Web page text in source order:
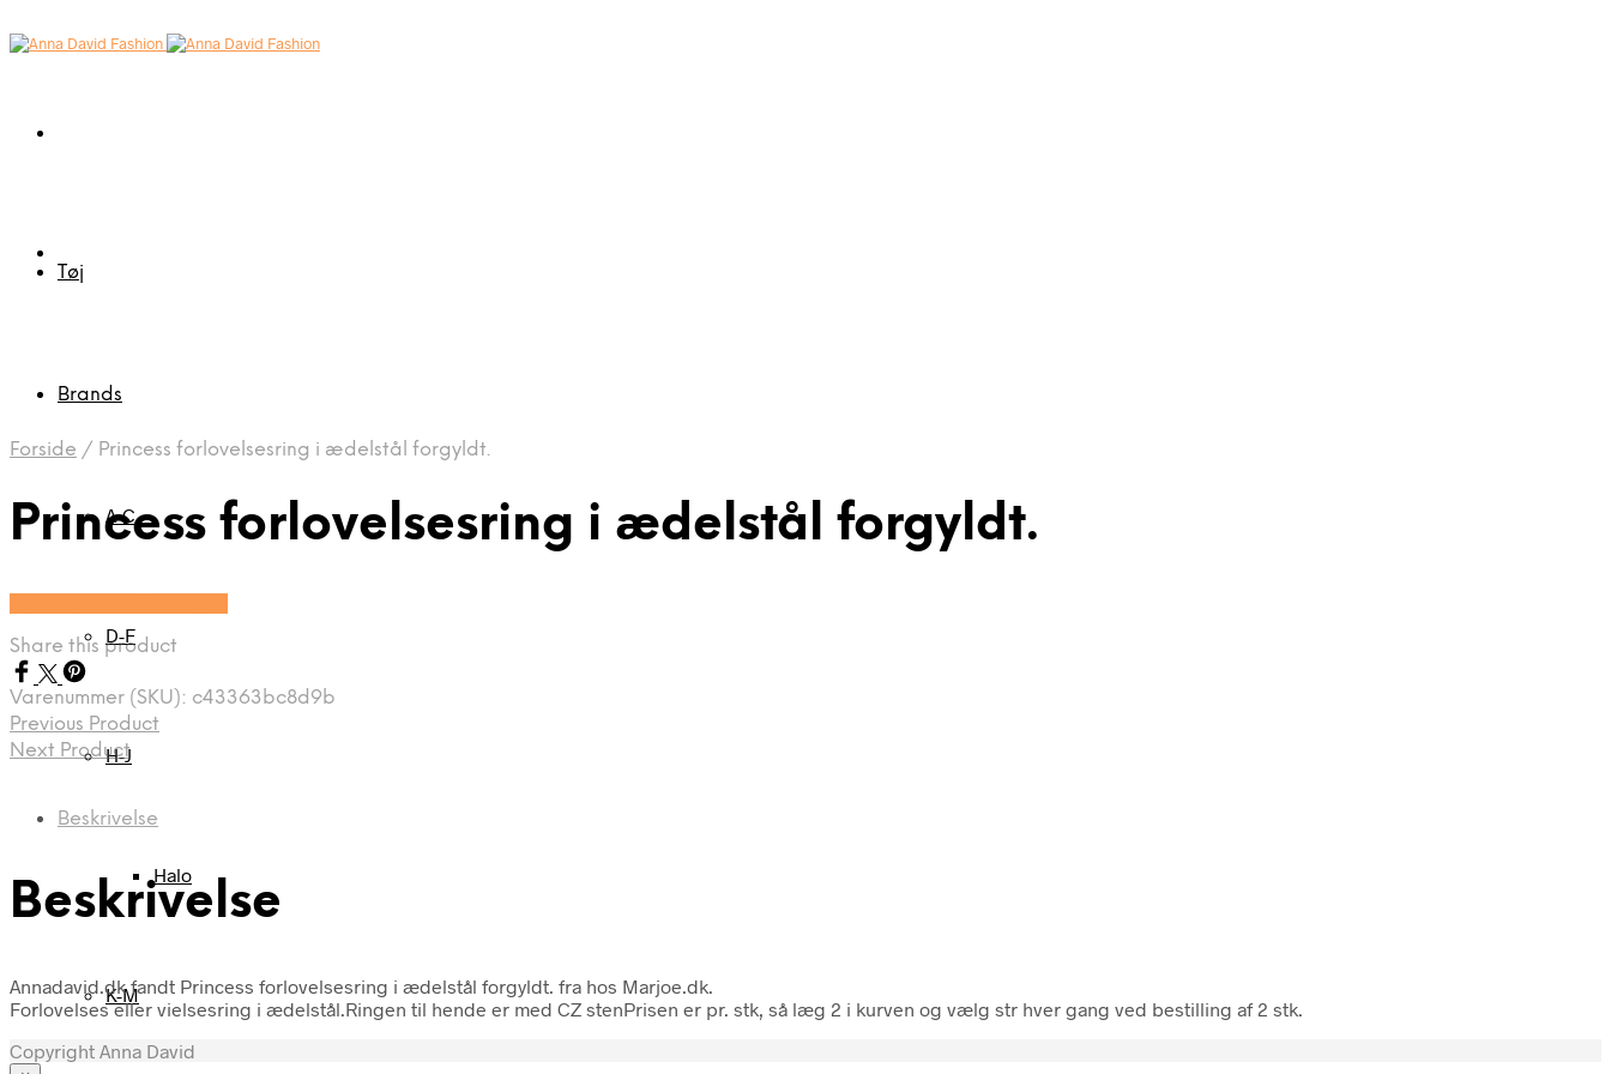
Tøj
Brands
A-C
D-F
H-J
Halo
K-M
Forside / Princess forlovelsesring i ædelstål forgyldt.
Princess forlovelsesring i ædelstål forgyldt.
Share this product
Varenummer (SKU): c43363bc8d9b
Previous Product
Next Product
Beskrivelse
Beskrivelse
Annadavid.dk fandt Princess forlovelsesring i ædelstål forgyldt. fra hos Marjoe.dk.
Forlovelses eller vielsesring i ædelstål.Ringen til hende er med CZ stenPrisen er pr. stk, så læg 2 i kurven og vælg str hver gang ved bestilling af 2 stk.
Copyright Anna David